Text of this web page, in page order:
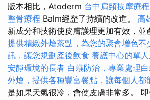
版本相比，Atoderm 台中肩頸按摩療程
整骨療程 Balm經歷了持續的改進。 高
新成分和技術使皮膚護理更加有效，並
提供精緻外燴茶點，為您的聚會增色不
訊，讓您規劃產後飲食 養護中心的單
安靜環境的長者 白蟻防治，專業處理
外燴，提供各種豐富餐點，讓每個人都
是如果天氣很冷，會使皮膚非常多。 即